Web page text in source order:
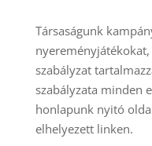
Társaságunk
szabályzat
szabályzata minden
honlapunk nyitó
elhelyezett linken.